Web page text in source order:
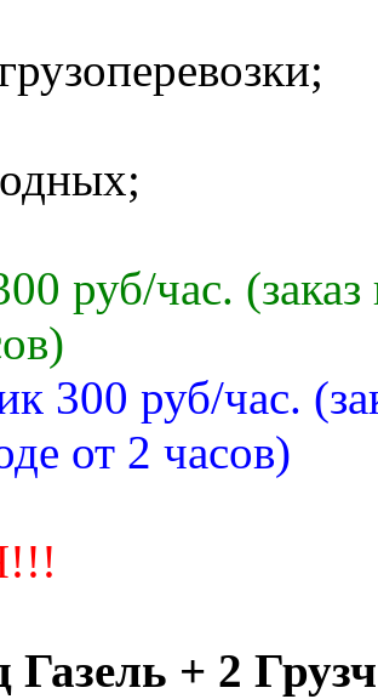
руб/час.
300 руб/час.
от 2 часов)
Газель + 2